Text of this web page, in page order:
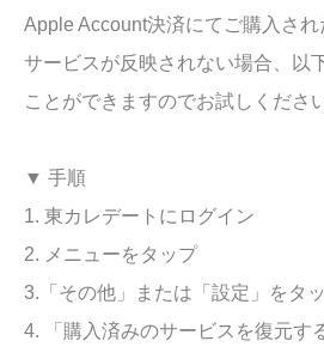
Apple Account決済にてご購入され
サービスが反映されない場合、以
ことができますのでお試しください
▼ 手順
1. 東カレデートにログイン
2. メニューをタップ
3.「その他」または「設定」をタ
4. 「購入済みのサービスを復元す